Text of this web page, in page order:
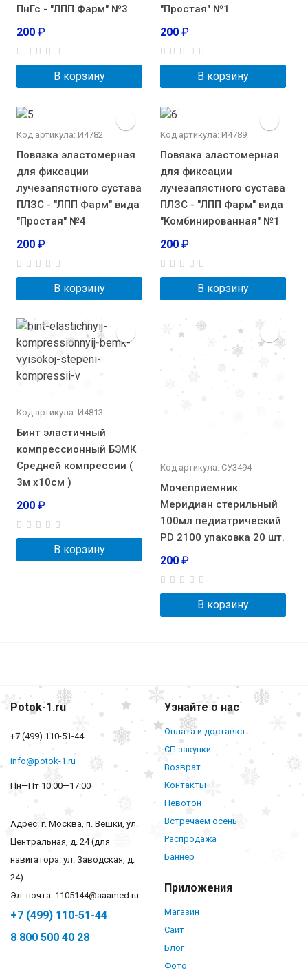
ПнГс - "ЛПП Фарм" №3
200 ₽
В корзину
"Простая" №1
200 ₽
В корзину
Код артикула: И4782
Повязка эластомерная
для фиксации
лучезапястного сустава
ПЛЗС - "ЛПП Фарм" вида
"Простая" №4
200 ₽
В корзину
Код артикула: И4789
Повязка эластомерная
для фиксации
лучезапястного сустава
ПЛЗС - "ЛПП Фарм" вида
"Комбинированная" №1
200 ₽
В корзину
Код артикула: И4813
Бинт эластичный
компрессионный БЭМК
Средней компрессии (
3м х10см )
200 ₽
В корзину
Код артикула: CУ3494
Мочеприемник
Меридиан стерильный
100мл педиатрический
PD 2100 упаковка 20 шт.
200 ₽
В корзину
Potok-1.ru
+7 (499) 110-51-44
info@potok-1.ru
Пн—Пт 10:00—17:00
Адрес: г. Москва, п. Вешки, ул.
Центральная, д. 24 (для
навигатора: ул. Заводская, д.
24)
Эл. почта: 1105144@aaamed.ru
+7 (499) 110-51-44
8 800 500 40 28
Узнайте о нас
Оплата и доставка
СП закупки
Возврат
Контакты
Невотон
Встречаем осень
Распродажа
Баннер
Приложения
Магазин
Сайт
Блог
Фото